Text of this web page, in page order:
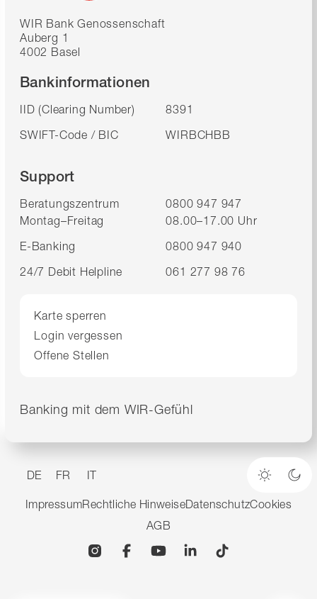
WIR Bank Genossenschaft
Auberg 1
4002 Basel
Bankinformationen
IID (Clearing Number)
8391
SWIFT-Code / BIC
WIRBCHBB
Support
Beratungszentrum
0800 947 947
Montag–Freitag
08.00–17.00 Uhr
E-Banking
0800 947 940
24/7 Debit Helpline
061 277 98 76
Karte sperren
Login vergessen
Offene Stellen
Banking mit dem WIR-Gefühl
DE FR IT
Heller
ImpressumRechtliche HinweiseDatenschutzCookies
AGB
InstagramFacebookYouTubeLinkedin